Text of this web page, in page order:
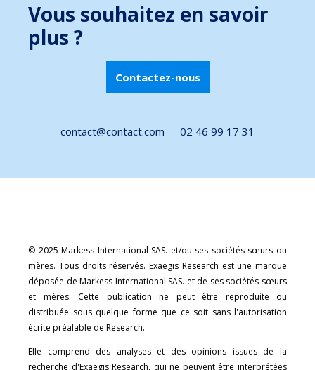
Vous souhaitez en savoir
plus ?
Contactez-nous
contact@contact.com - 02 46 99 17 31
© 2025 Markess International SAS. et/ou ses sociétés sœurs ou
mères. Tous droits réservés. Exaegis Research est une marque
déposée de Markess International SAS. et de ses sociétés sœurs
et mères. Cette publication ne peut être reproduite ou
distribuée sous quelque forme que ce soit sans l'autorisation
écrite préalable de Research.
Elle comprend des analyses et des opinions issues de la
recherche d'Exaegis Research, qui ne peuvent être interprétées